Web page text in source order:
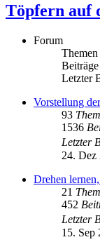
Töpfern auf
Forum
Themen
Beiträge
Letzter
Vorstellung
93
1536
Letzter
24. Dez
Drehen
21
452
Letzter
15. Sep